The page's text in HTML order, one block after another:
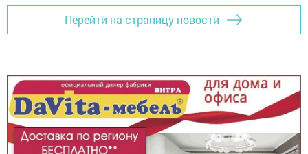
Перейти на страницу новости